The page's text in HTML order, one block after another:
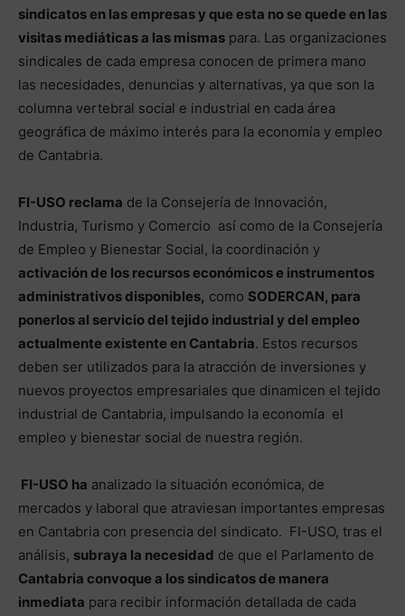
sindicatos en las empresas y que esta no se quede en las
visitas mediáticas a las mismas para. Las organizaciones
sindicales de cada empresa conocen de primera mano
las necesidades, denuncias y alternativas, ya que son la
columna vertebral social e industrial en cada área
geográfica de máximo interés para la economía y empleo
de Cantabria.
FI-USO reclama de la Consejería de Innovación,
Industria, Turismo y Comercio así como de la Consejería
de Empleo y Bienestar Social, la coordinación y
activación de los recursos económicos e instrumentos
administrativos disponibles, como SODERCAN, para
ponerlos al servicio del tejido industrial y del empleo
actualmente existente en Cantabria. Estos recursos
deben ser utilizados para la atracción de inversiones y
nuevos proyectos empresariales que dinamicen el tejido
industrial de Cantabria, impulsando la economía el
empleo y bienestar social de nuestra región.
FI-USO ha analizado la situación económica, de
mercados y laboral que atraviesan importantes empresas
en Cantabria con presencia del sindicato. FI-USO, tras el
análisis, subraya la necesidad de que el Parlamento de
Cantabria convoque a los sindicatos de manera
inmediata para recibir información detallada de cada